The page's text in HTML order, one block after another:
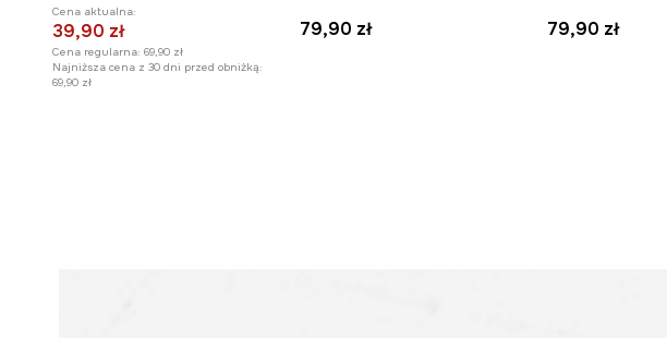
Cena aktualna:
39,90 zł
Cena regularna: 69,90 zł
Najniższa cena z 30 dni przed obniżką:
69,90 zł
79,90 zł
79,90 zł